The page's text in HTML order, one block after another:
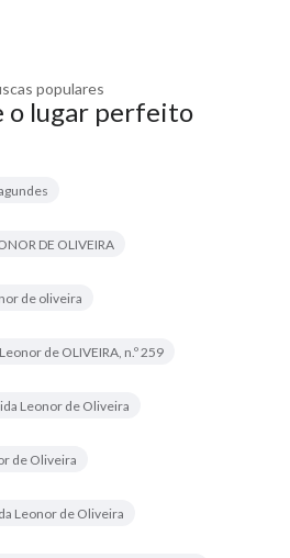
populares
o lugar perfeito
DE OLIVEIRA
de oliveira
de OLIVEIRA, n.º 259
Leonor de Oliveira
de Oliveira
Leonor de Oliveira